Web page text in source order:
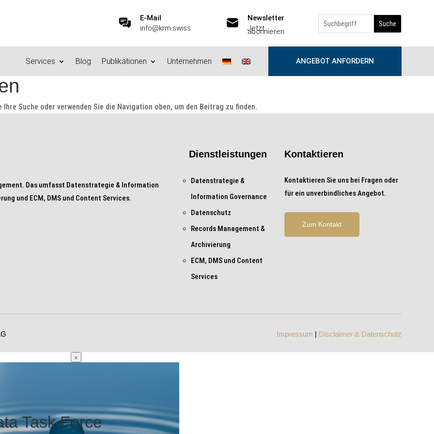
E-Mail
info@krm.swiss
Newsletter
Jetzt
abonnieren
Services Blog Publikationen Unternehmen ANGEBOT ANFORDERN
Suche oder verwenden Sie die Navigation oben, um den Beitrag zu finden.
Das umfasst Datenstrategie & Information
und ECM, DMS und Content Services.
Dienstleistungen
Datenstrategie &
Information Governance
Datenschutz
Records Management &
Archivierung
ECM, DMS und Content
Services
Kontaktieren
Kontaktieren Sie uns bei Fragen oder
für ein unverbindliches Angebot.
Zum Kontakt
Impressum | Disclaimer & Datenschutz
×
Task Force